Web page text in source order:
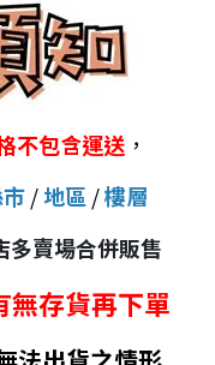
不包含運送，
/地區/樓層
多賣場合併販售
無存貨再下單